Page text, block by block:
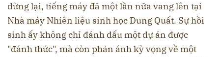
dừng lại, tiếng máy đã một lần nữa vang lên tại
Nhà máy Nhiên liệu sinh học Dung Quất. Sự hồi
sinh ấy không chỉ đánh dấu một dự án được
"đánh thức", mà còn phản ánh kỳ vọng về một